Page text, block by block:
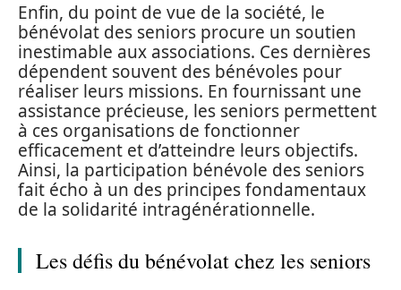
Enfin, du point de vue de la société, le
bénévolat des seniors procure un soutien
inestimable aux associations. Ces dernières
dépendent souvent des bénévoles pour
réaliser leurs missions. En fournissant une
assistance précieuse, les seniors permettent
à ces organisations de fonctionner
efficacement et d’atteindre leurs objectifs.
Ainsi, la participation bénévole des seniors
fait écho à un des principes fondamentaux
de la solidarité intragénérationnelle.
Les défis du bénévolat chez les seniors